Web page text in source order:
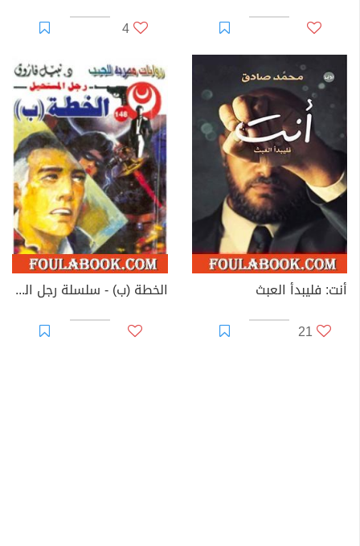
4
أنت: فليبدأ العبث
21
الخطة (ب) - سلسلة رجل المستحيل